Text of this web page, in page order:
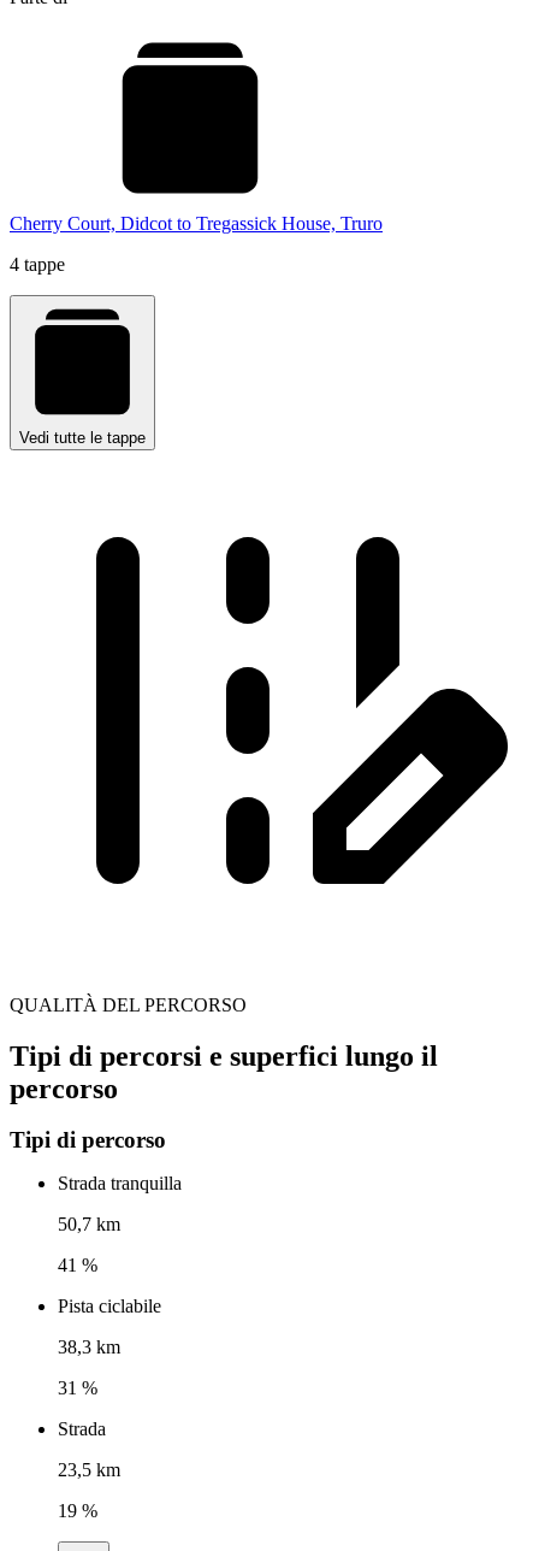
Cherry Court, Didcot to Tregassick House, Truro
4 tappe
Vedi tutte le tappe
QUALITÀ DEL PERCORSO
Tipi di percorsi e superfici lungo il
percorso
Tipi di percorso
Strada tranquilla
50,7 km
41 %
Pista ciclabile
38,3 km
31 %
Strada
23,5 km
19 %